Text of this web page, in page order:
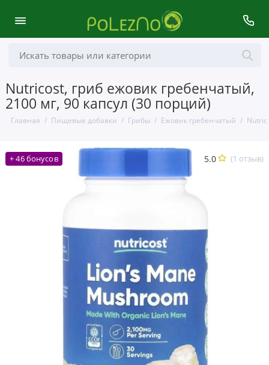
Nutricost, гриб ежовик гребенчатый,
2100 мг, 90 капсул (30 порций)
Главная Пищевые добавки Грибы Ежовик гребенчатый
+ 46 бонусов 5.0 (1 отзыв)